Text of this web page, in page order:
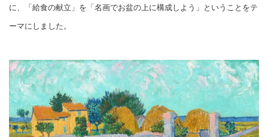
に、「給食の献立」を「名画でお盆の上に構成しよう」ということをテ
ーマにしました。